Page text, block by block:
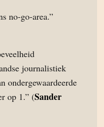
no-go-area.”
journalistiek
ondergewaardeerde
op 1.” (Sander